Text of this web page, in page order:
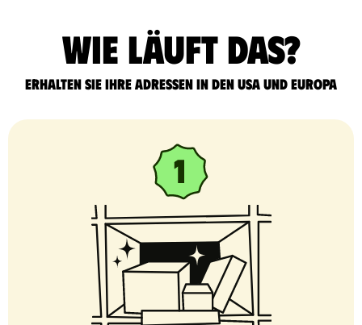
Wie läuft das?
Erhalten Sie Ihre Adressen in den USA und Europa